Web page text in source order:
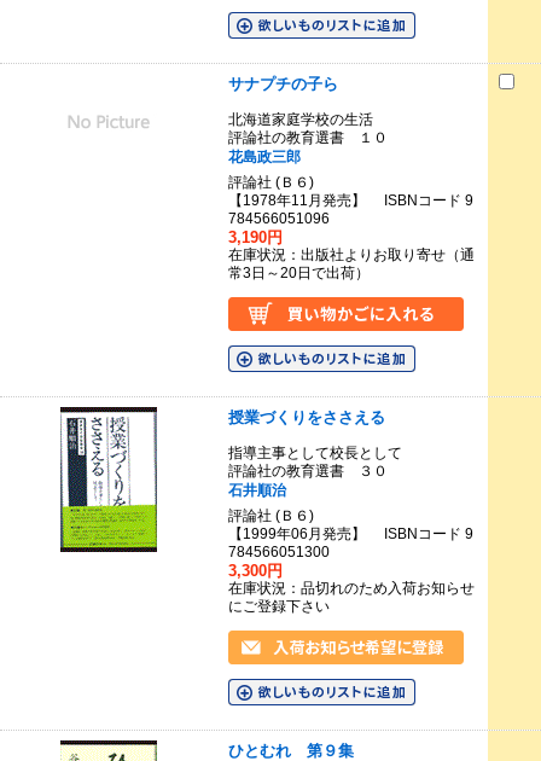
サナプチの子ら
北海道家庭学校の生活
評論社の教育選書 １０
花島政三郎
評論社 (Ｂ６)
【1978年11月発売】 ISBNコード 9
784566051096
3,190円
在庫状況：出版社よりお取り寄せ（通
常3日～20日で出荷）
授業づくりをささえる
指導主事として校長として
評論社の教育選書 ３０
石井順治
評論社 (Ｂ６)
【1999年06月発売】 ISBNコード 9
784566051300
3,300円
在庫状況：品切れのため入荷お知らせ
にご登録下さい
ひとむれ 第９集